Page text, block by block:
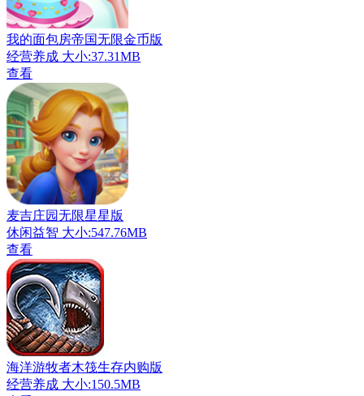
我的面包房帝国无限金币版
经营养成 大小:37.31MB
查看
麦吉庄园无限星星版
休闲益智 大小:547.76MB
查看
海洋游牧者木筏生存内购版
经营养成 大小:150.5MB